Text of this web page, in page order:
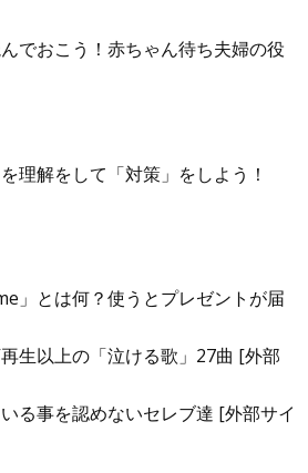
でおこう！赤ちゃん待ち夫婦の役
理解をして「対策」をしよう！
」とは何？使うとプレゼントが届
生以上の「泣ける歌」27曲 [外部
る事を認めないセレブ達 [外部サイ